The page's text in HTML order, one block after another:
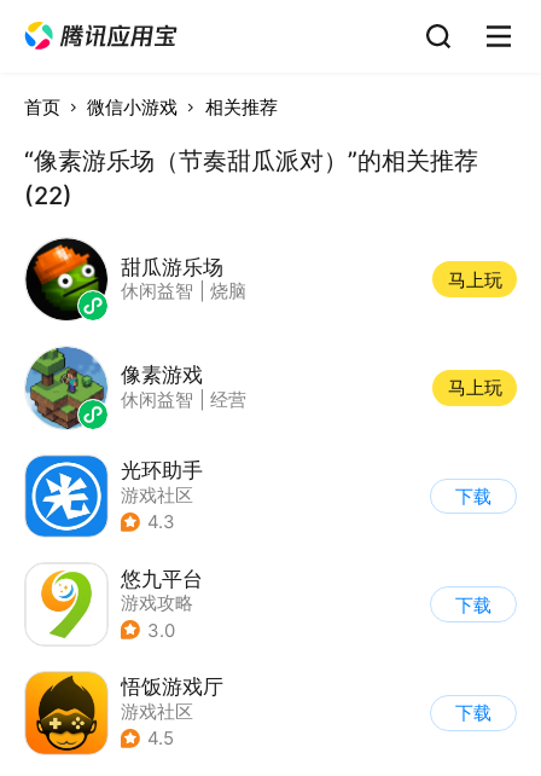
首页 微信小游戏 相关推荐
“像素游乐场（节奏甜瓜派对）”的相关推荐
(22)
甜瓜游乐场
休闲益智 烧脑
马上玩
像素游戏
休闲益智 经营
马上玩
光环助手
游戏社区
4.3
下载
悠九平台
游戏攻略
3.0
下载
悟饭游戏厅
游戏社区
4.5
下载